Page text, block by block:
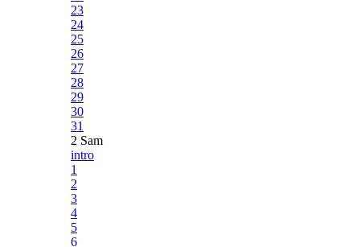
23
24
25
26
27
28
29
30
31
2 Sam
intro
1
2
3
4
5
6